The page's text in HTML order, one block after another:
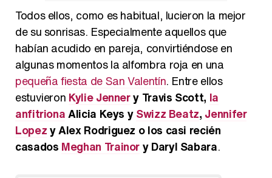
Todos ellos, como es habitual, lucieron la mejor
de su sonrisas. Especialmente aquellos que
habían acudido en pareja, convirtiéndose en
algunas momentos la alfombra roja en una
pequeña fiesta de San Valentín. Entre ellos
estuvieron Kylie Jennery Travis Scott, la
anfitrionaAlicia Keys ySwizz Beatz, Jennifer
Lopezy Alex Rodriguez o los casi recién
casados Meghan Trainory Daryl Sabara.